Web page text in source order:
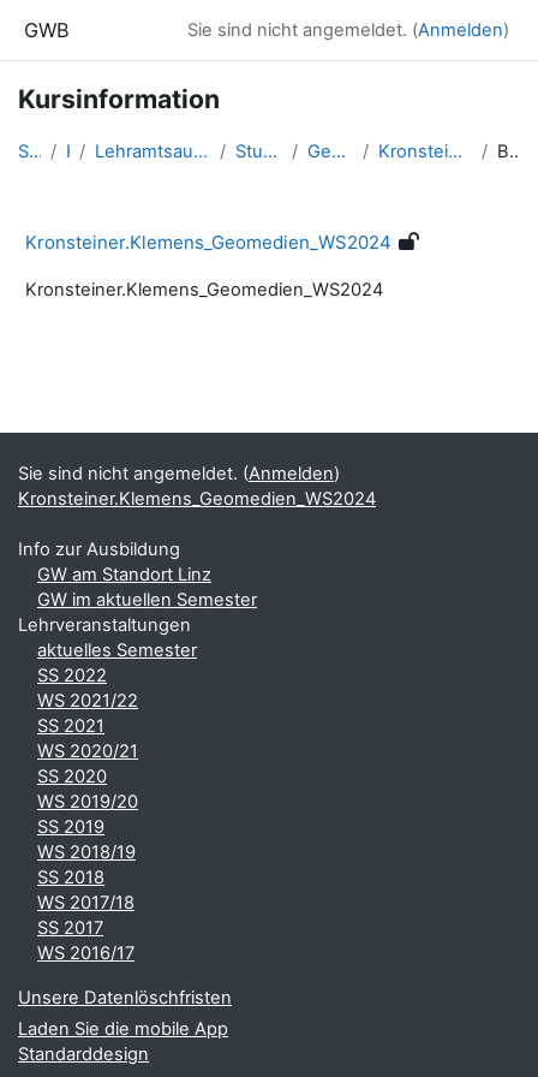
GWB Sie sind nicht angemeldet. (Anmelden)
Kursinformation
Startseite Kurse Lehramtsausbildung GW im Cluster Österreich Mitte Studentische Lernkurse Geomedien - WS 2024 Kronsteiner.Klemens_Geomedien_WS2024 Beschreibung
Kronsteiner.Klemens_Geomedien_WS2024
Kronsteiner.Klemens_Geomedien_WS2024
Sie sind nicht angemeldet. (Anmelden)
Kronsteiner.Klemens_Geomedien_WS2024
Info zur Ausbildung
GW am Standort Linz
GW im aktuellen Semester
Lehrveranstaltungen
aktuelles Semester
SS 2022
WS 2021/22
SS 2021
WS 2020/21
SS 2020
WS 2019/20
SS 2019
WS 2018/19
SS 2018
WS 2017/18
SS 2017
WS 2016/17
Unsere Datenlöschfristen
Laden Sie die mobile App
Standarddesign